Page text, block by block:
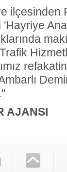
ilçesinden
AJANSI